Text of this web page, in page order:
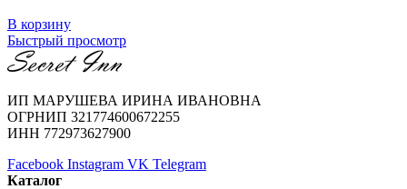
В корзину
Быстрый просмотр
ИП МАРУШЕВА ИРИНА ИВАНОВНА
ОГРНИП 321774600672255
ИНН 772973627900
Facebook Instagram VK Telegram
Каталог